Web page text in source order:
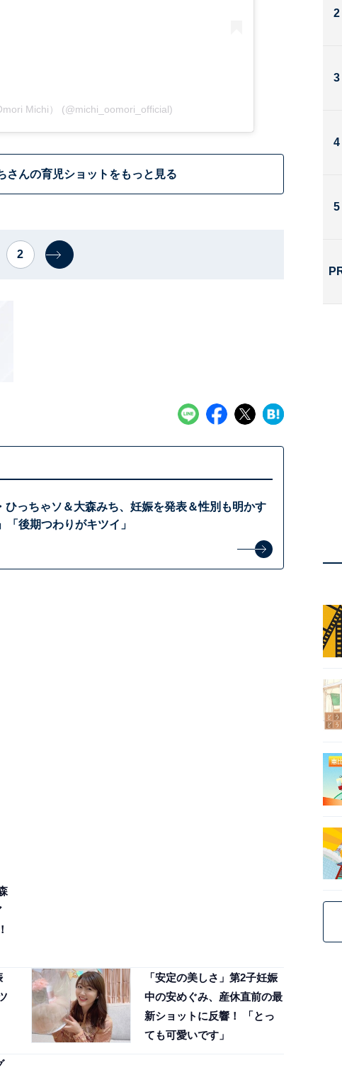
Michi） (@michi_oomori_official)
さんの育児ショットをもっと見る
2
ひっちゃソ＆大森みち、妊娠を発表＆性別も明かす
「後期つわりがキツイ」
「安定の美しさ」第2子妊娠
中の安めぐみ、産休直前の最
新ショットに反響！ 「とっ
ても可愛いです」
2
3
4
5